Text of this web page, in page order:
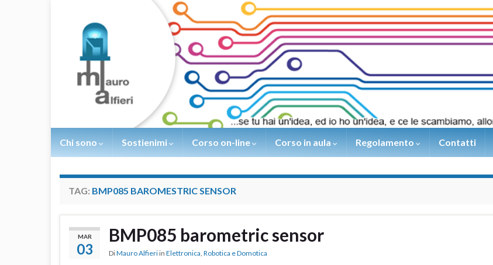
Chi sono Sostienimi Corso on-line Corso in aula Regolamento Contatti
TAG: BMP085 BAROMESTRIC SENSOR
MAR
03
BMP085 barometric sensor
DiMauro Alfieri in Elettronica, Robotica e Domotica